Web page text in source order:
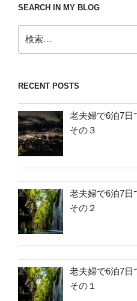
SEARCH IN MY BLOG
索:
RECENT POSTS
老夫婦で6泊7日
その３
老夫婦で6泊7日
その２
老夫婦で6泊7日
その１